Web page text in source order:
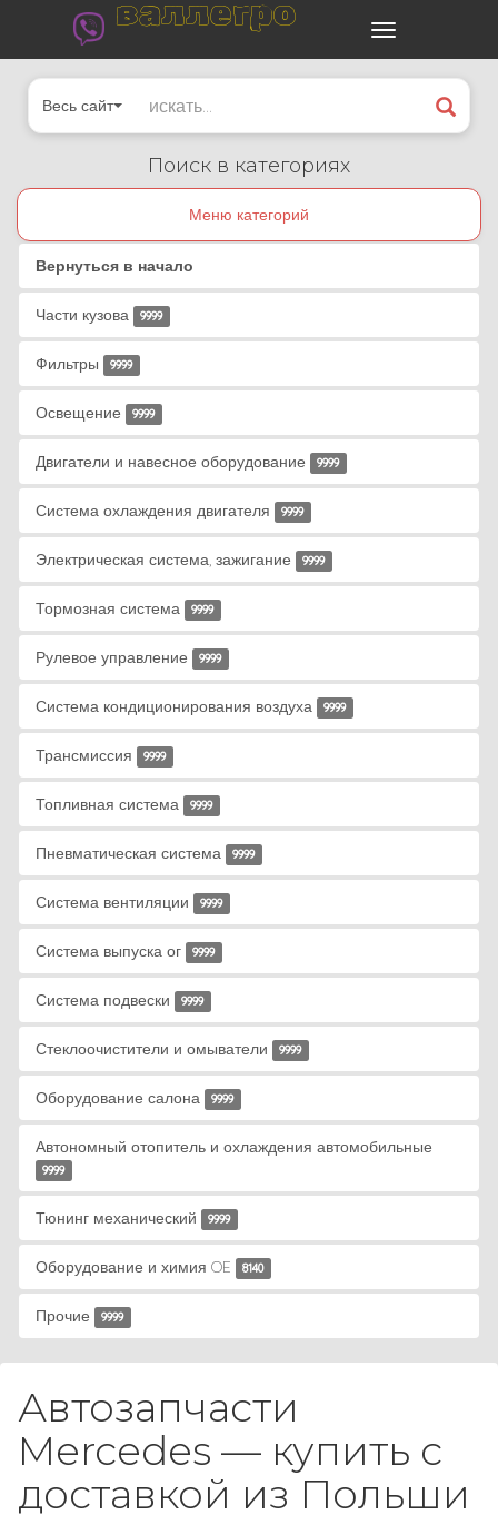
валлегро
Весь сайт
Поиск в категориях
Меню категорий
Вернуться в начало
Части кузова 9999
Фильтры 9999
Освещение 9999
Двигатели и навесное оборудование 9999
Система охлаждения двигателя 9999
Электрическая система, зажигание 9999
Тормозная система 9999
Рулевое управление 9999
Система кондиционирования воздуха 9999
Трансмиссия 9999
Топливная система 9999
Пневматическая система 9999
Система вентиляции 9999
Система выпуска ог 9999
Система подвески 9999
Стеклоочистители и омыватели 9999
Оборудование салона 9999
Автономный отопитель и охлаждения автомобильные
9999
Тюнинг механический 9999
Оборудование и химия OE 8140
Прочие 9999
Автозапчасти
Mercedes — купить с
доставкой из Польши